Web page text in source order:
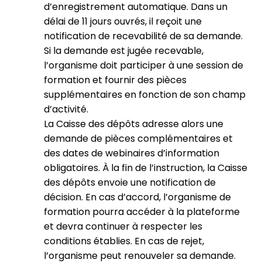
d’enregistrement automatique. Dans un
délai de 11 jours ouvrés, il reçoit une
notification de recevabilité de sa demande.
Si la demande est jugée recevable,
l’organisme doit participer à une session de
formation et fournir des pièces
supplémentaires en fonction de son champ
d’activité.
La Caisse des dépôts adresse alors une
demande de pièces complémentaires et
des dates de webinaires d’information
obligatoires. À la fin de l’instruction, la Caisse
des dépôts envoie une notification de
décision. En cas d’accord, l’organisme de
formation pourra accéder à la plateforme
et devra continuer à respecter les
conditions établies. En cas de rejet,
l’organisme peut renouveler sa demande.